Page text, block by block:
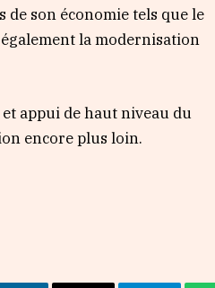
son économie tels que le
la modernisation
et appui de haut niveau du
encore plus loin.